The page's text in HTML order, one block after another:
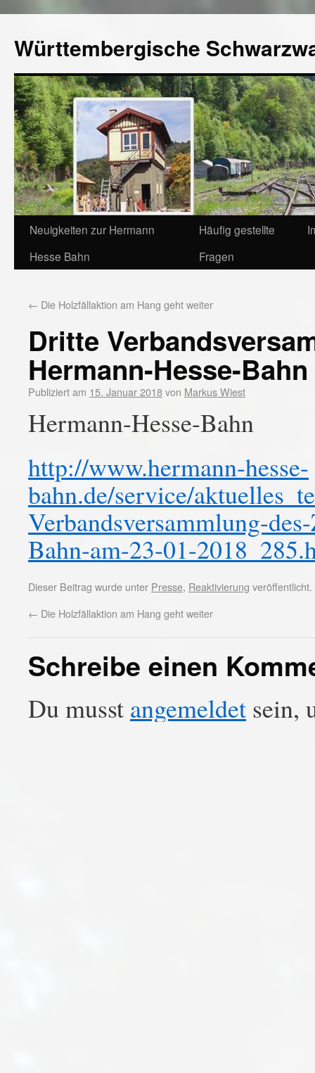
Württembergische
Neuigkeiten zur Hermann
Hesse Bahn
Häufig gestellte
Fragen
← Die Holzfällaktion am Hang geht weiter
Dritte
Hermann-Hesse-
Publiziert am 15. Januar 2018von Markus Wiest
Hermann-Hesse-Bahn
http://www.hermann-hesse-
bahn.de/service/
Verbandsversammlung-
Bahn-am-23-01-
Dieser Beitrag wurde unter Presse, Reaktivierung
← Die Holzfällaktion am Hang geht weiter
Schreibe einen
Du musst angemeldet sein,